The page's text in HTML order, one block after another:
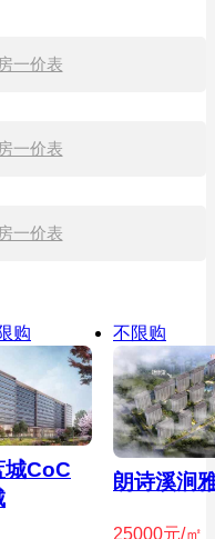
一价表
一价表
一价表
购
城CoC
不限购
朗诗溪涧
25000元/㎡